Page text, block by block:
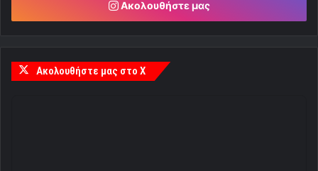
Ακολουθήστε μας
Ακολουθήστε μας στο X